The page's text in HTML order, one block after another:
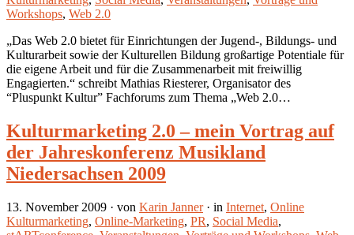
Workshops, Web 2.0
„Das Web 2.0 bietet für Einrichtungen der Jugend-, Bildungs- und
Kulturarbeit sowie der Kulturellen Bildung großartige Potentiale für
die eigene Arbeit und für die Zusammenarbeit mit freiwillig
Engagierten.“ schreibt Mathias Riesterer, Organisator des
“Pluspunkt Kultur” Fachforums zum Thema „Web 2.0…
Kulturmarketing 2.0 – mein Vortrag auf
der Jahreskonferenz Musikland
Niedersachsen 2009
13. November 2009 · von Karin Janner· in Internet, Online
Kulturmarketing, Online-Marketing, PR, Social Media,